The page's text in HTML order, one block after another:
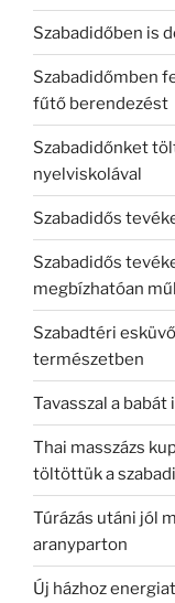
Szabadidőben is
Szabadidőmben
fűtő berendezést
Szabadidőnket
nyelviskolával
Szabadidős
Szabadidős
megbízhatóan
Szabadtéri
természetben
Tavasszal a babát
Thai masszázs
töltöttük a
Túrázás utáni jól
aranyparton
Új házhoz